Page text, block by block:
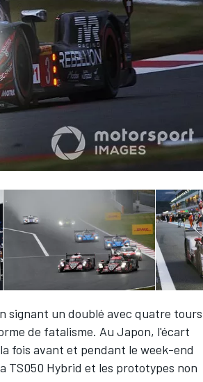
signant un doublé avec quatre tours
de fatalisme. Au Japon, l'écart
fois avant et pendant le week-end
TS050 Hybrid et les prototypes non